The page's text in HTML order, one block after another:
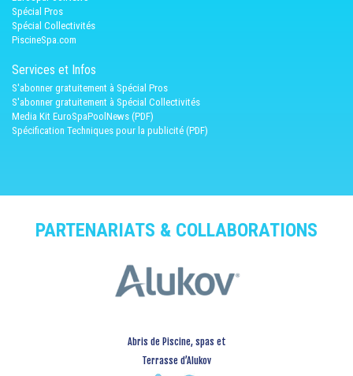
Spécial Pros
Spécial Collectivités
PiscineSpa.com
Services et Infos
S'abonner gratuitement à Spécial Pros
S'abonner gratuitement à Spécial Collectivités
Media Kit EuroSpaPoolNews (PDF)
Spécification Techniques pour la publicité (PDF)
PARTENARIATS & COLLABORATIONS
Abris de Piscine, spas et
Terrasse d’Alukov